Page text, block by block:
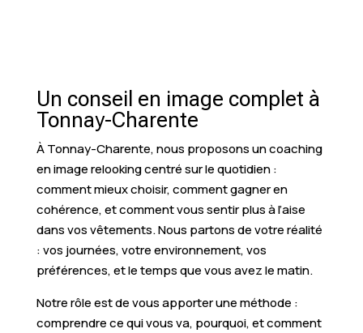
Un conseil en image complet à
Tonnay-Charente
À Tonnay-Charente, nous proposons un coaching
en image relooking centré sur le quotidien :
comment mieux choisir, comment gagner en
cohérence, et comment vous sentir plus à l’aise
dans vos vêtements. Nous partons de votre réalité
: vos journées, votre environnement, vos
préférences, et le temps que vous avez le matin.
Notre rôle est de vous apporter une méthode :
comprendre ce qui vous va, pourquoi, et comment